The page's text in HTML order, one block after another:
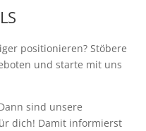
positionieren? Stöbere
und starte mit uns
sind unsere
dich! Damit informierst